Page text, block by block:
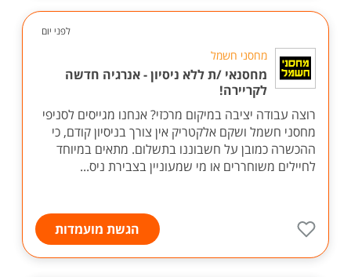
לפני יום
מחסני חשמל
מחסנאי /ת ללא ניסיון - אנרגיה חדשה
לקריירה!
רוצה עבודה יציבה במיקום מרכזי? אנחנו מגייסים לסניפי
מחסני חשמל ושקם אלקטריק אין צורך בניסיון קודם, כי
ההכשרה כמובן על חשבוננו בתשלום. מתאים במיוחד
לחיילים משוחררים או מי שמעוניין בצבירת ניס...
הגשת מועמדות